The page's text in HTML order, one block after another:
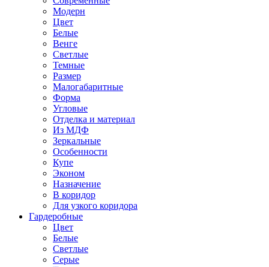
Модерн
Цвет
Белые
Венге
Светлые
Темные
Размер
Малогабаритные
Форма
Угловые
Отделка и материал
Из МДФ
Зеркальные
Особенности
Купе
Эконом
Назначение
В коридор
Для узкого коридора
Гардеробные
Цвет
Белые
Светлые
Серые